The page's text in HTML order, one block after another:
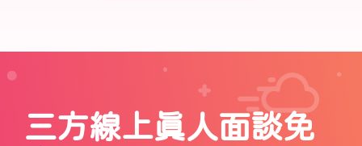
三方線上真人面談免